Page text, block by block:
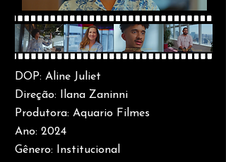
DOP: Aline Juliet
Direção: Ilana Zaninni
Produtora: Aquario Filmes
Ano: 2024
Gênero: Institucional